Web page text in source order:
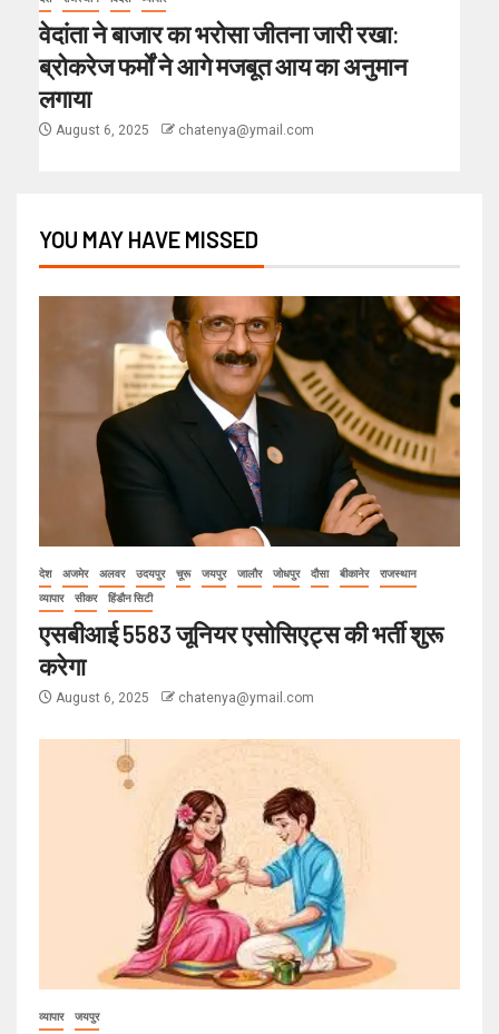
वेदांता ने बाजार का भरोसा जीतना जारी रखा:
ब्रोकरेज फर्मों ने आगे मजबूत आय का अनुमान
लगाया
August 6, 2025 chatenya@ymail.com
YOU MAY HAVE MISSED
देश अजमेर अलवर उदयपुर चूरू जयपुर जालौर जोधपुर दौसा बीकानेर
राजस्थान
व्यापार
सीकर हिंडौन सिटी
एसबीआई 5583 जूनियर एसोसिएट्स की भर्ती शुरू
करेगा
August 6, 2025 chatenya@ymail.com
व्यापार जयपुर